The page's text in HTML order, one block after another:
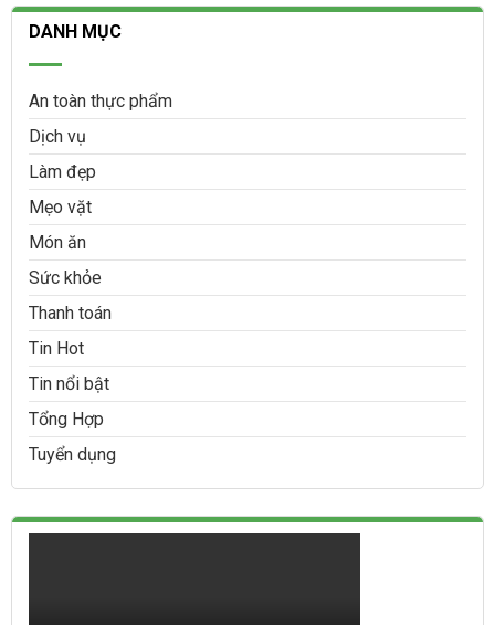
DANH MỤC
An toàn thực phẩm
Dịch vụ
Làm đẹp
Mẹo vặt
Món ăn
Sức khỏe
Thanh toán
Tin Hot
Tin nổi bật
Tổng Hợp
Tuyển dụng